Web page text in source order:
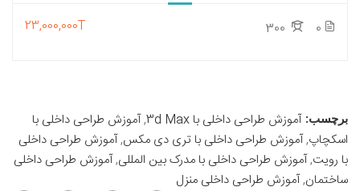
0
23,000,000T
برچسب: آموزش طراحی داخلی با 3d Max ,آموزش طراحی داخلی با
اسکچاپ,آموزش طراحی داخلی با تری دی مکس,آموزش طراحی داخلی
با رویت,آموزش طراحی داخلی با مدرک بین المللی,آموزش طراحی داخلی
ساختمان,آموزش طراحی داخلی منزل